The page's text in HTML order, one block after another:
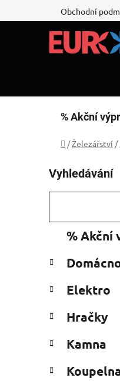
na
Obchodní
% Akční
Domů
/Železářství /
o
s
r
n
í
a
e
Vyhledávání
kategorie
e
o
i
% Akční
Elektro
Hračky
Kamna